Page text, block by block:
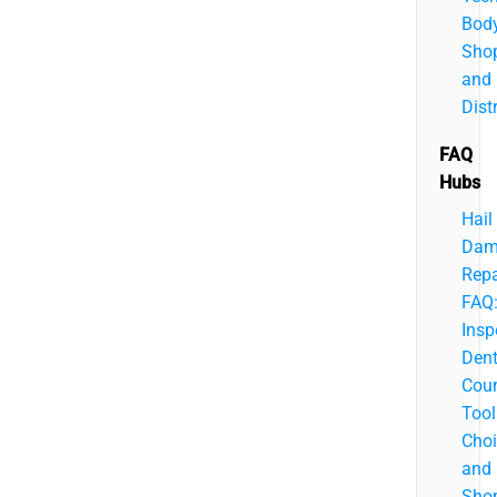
and
FAQ
Hubs
Hail
FAQ:
Dent
Tool
and